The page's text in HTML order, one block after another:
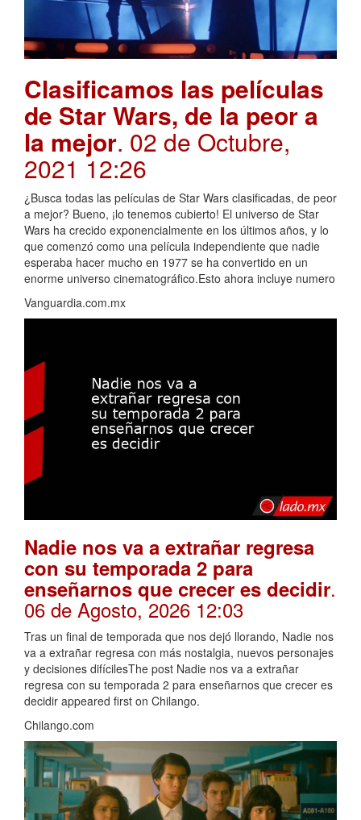
Clasificamos las películas
de Star Wars, de la peor a
la mejor. 02 de Octubre,
2021 12:26
¿Busca todas las películas de Star Wars clasificadas, de peor
a mejor? Bueno, ¡lo tenemos cubierto! El universo de Star
Wars ha crecido exponencialmente en los últimos años, y lo
que comenzó como una película independiente que nadie
esperaba hacer mucho en 1977 se ha convertido en un
enorme universo cinematográfico.Esto ahora incluye numero
Vanguardia.com.mx
Nadie nos va a extrañar regresa
con su temporada 2 para
enseñarnos que crecer es decidir.
06 de Agosto, 2026 12:03
Tras un final de temporada que nos dejó llorando, Nadie nos
va a extrañar regresa con más nostalgia, nuevos personajes
y decisiones difícilesThe post Nadie nos va a extrañar
regresa con su temporada 2 para enseñarnos que crecer es
decidir appeared first on Chilango.
Chilango.com